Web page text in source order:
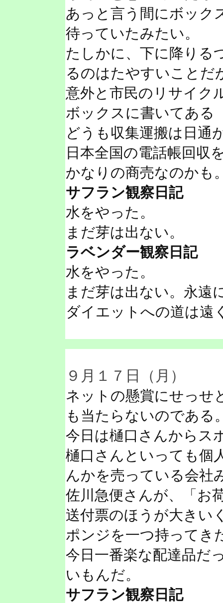
あっと言う間にボック
待っていたみたい。
たしかに、下に降りる
るのはたやすいことだ
意外と市民のリサイク
ボックスに書いてある
どうも収集運搬は日通
日本全国の電話帳回収
かなりの商売なのかも
サフラン観察日記
水をやった。
まだ芽は出ない。
ラベンダー観察日記
水をやった。
まだ芽は出ない。永遠
ダイエットへの道は遠
９月１７日（月）
ネットの懸賞にせっせ
も当たらないのである
今日は樋口さんからス
樋口さんといっても個
んかを売っている会社
佐川急便さんが、「お
送付票のほうが大きい
ポンジを一つ持ってき
今日一番楽な配達品だ
いもんだ。
サフラン観察日記